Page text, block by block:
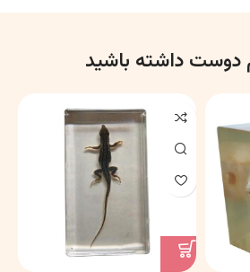
دوست داشته باشید